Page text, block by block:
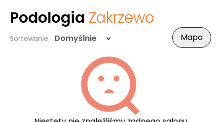
Podologia Zakrzewo
Sortowanie Domyślnie Mapa